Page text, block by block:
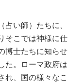
い師）たちに、
そこでは神様に仕
博士たちに知らせ
た。ローマ政府は
れ、国の様々なこ